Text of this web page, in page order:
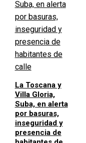
La Toscana y
Villa Gloria,
Suba, en alerta
por basuras,
inseguridad y
presencia de